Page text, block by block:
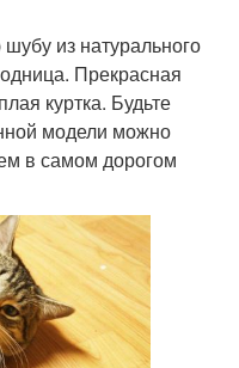
из натурального
Прекрасная
куртка. Будьте
модели можно
в самом дорогом